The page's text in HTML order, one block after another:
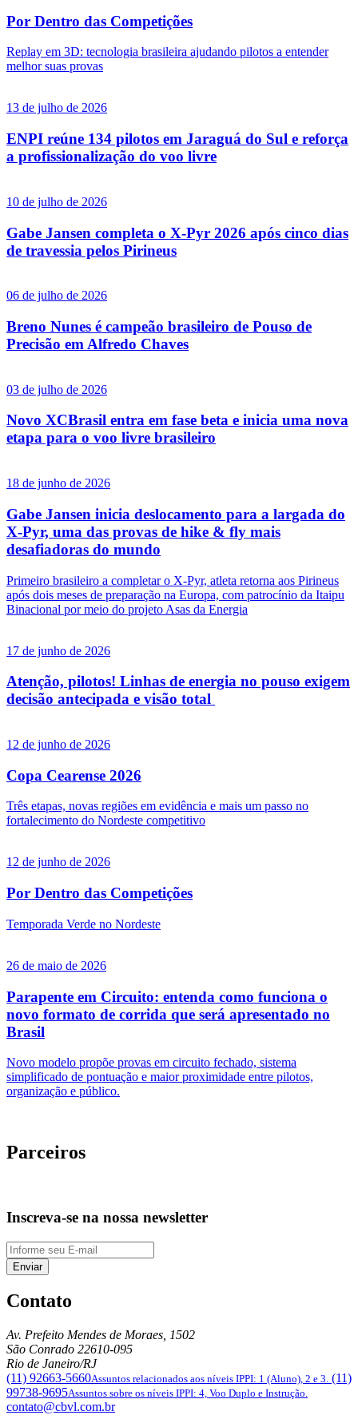
Por Dentro das Competições
Replay em 3D: tecnologia brasileira ajudando pilotos a entender
melhor suas provas
13 de julho de 2026
ENPI reúne 134 pilotos em Jaraguá do Sul e reforça
a profissionalização do voo livre
10 de julho de 2026
Gabe Jansen completa o X-Pyr 2026 após cinco dias
de travessia pelos Pirineus
06 de julho de 2026
Breno Nunes é campeão brasileiro de Pouso de
Precisão em Alfredo Chaves
03 de julho de 2026
Novo XCBrasil entra em fase beta e inicia uma nova
etapa para o voo livre brasileiro
18 de junho de 2026
Gabe Jansen inicia deslocamento para a largada do
X-Pyr, uma das provas de hike & fly mais
desafiadoras do mundo
Primeiro brasileiro a completar o X-Pyr, atleta retorna aos Pirineus
após dois meses de preparação na Europa, com patrocínio da Itaipu
Binacional por meio do projeto Asas da Energia
17 de junho de 2026
Atenção, pilotos! Linhas de energia no pouso exigem
decisão antecipada e visão total
12 de junho de 2026
Copa Cearense 2026
Três etapas, novas regiões em evidência e mais um passo no
fortalecimento do Nordeste competitivo
12 de junho de 2026
Por Dentro das Competições
Temporada Verde no Nordeste
26 de maio de 2026
Parapente em Circuito: entenda como funciona o
novo formato de corrida que será apresentado no
Brasil
Novo modelo propõe provas em circuito fechado, sistema
simplificado de pontuação e maior proximidade entre pilotos,
organização e público.
Parceiros
Inscreva-se na nossa newsletter
Enviar
Contato
Av. Prefeito Mendes de Moraes, 1502
São Conrado 22610-095
Rio de Janeiro/RJ
(11) 92663-5660Assuntos relacionados aos níveis IPPI: 1 (Aluno), 2 e 3. (11)
99738-9695Assuntos sobre os níveis IPPI: 4, Voo Duplo e Instrução.
contato@cbvl.com.br